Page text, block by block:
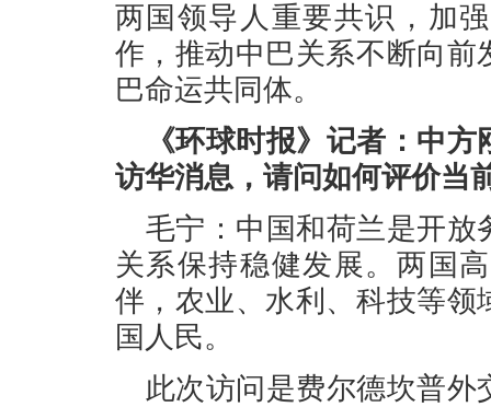
两国领导人重要共识，加
作，推动中巴关系不断向
巴命运共同体。
《环球时报》记者：中
访华消息，请问如何评价当
毛宁：中国和荷兰是开
关系保持稳健发展。两国
伴，农业、水利、科技等
国人民。
此次访问是费尔德坎普